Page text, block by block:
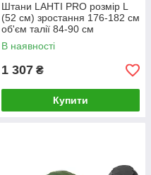
Штани LAHTI PRO розмір L
(52 см) зростання 176-182 см
об'єм талії 84-90 см
LPSR0152
В наявності
1 307 ₴
Купити